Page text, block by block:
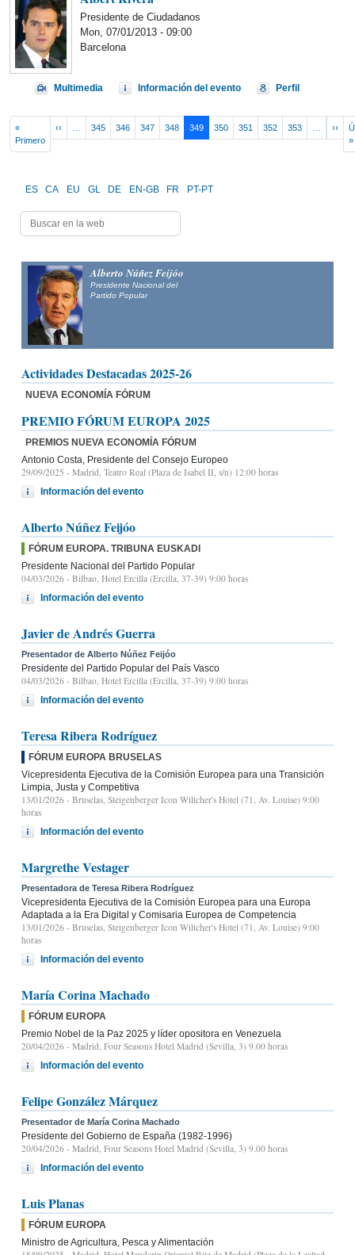
Presidente de Ciudadanos
Mon, 07/01/2013 - 09:00
Barcelona
Multimedia Información del evento Perfil
«
PrimeroFirst page
‹‹ Previous page
345 346 347 348 349 350 351 352 353 ››
»
ES CA EU GL DE EN-GB FR PT-PT
Alberto Núñez Feijóo
Presidente Nacional del
Partido Popular
Actividades Destacadas 2025-26
NUEVA ECONOMÍA FÓRUM
PREMIO FÓRUM EUROPA 2025
PREMIOS NUEVA ECONOMÍA FÓRUM
Antonio Costa, Presidente del Consejo Europeo
29/09/2025 - Madrid, Teatro Real (Plaza de Isabel II, s/n) 12:00 horas
Información del evento
Alberto Núñez Feijóo
FÓRUM EUROPA. TRIBUNA EUSKADI
Presidente Nacional del Partido Popular
04/03/2026 - Bilbao, Hotel Ercilla (Ercilla, 37-39) 9:00 horas
Información del evento
Javier de Andrés Guerra
Presentador de Alberto Núñez Feijóo
Presidente del Partido Popular del País Vasco
04/03/2026 - Bilbao, Hotel Ercilla (Ercilla, 37-39) 9:00 horas
Información del evento
Teresa Ribera Rodríguez
FÓRUM EUROPA BRUSELAS
Vicepresidenta Ejecutiva de la Comisión Europea para una Transición
Limpia, Justa y Competitiva
13/01/2026 - Bruselas, Steigenberger Icon Wiltcher's Hotel (71, Av. Louise) 9:00
horas
Información del evento
Margrethe Vestager
Presentadora de Teresa Ribera Rodríguez
Vicepresidenta Ejecutiva de la Comisión Europea para una Europa
Adaptada a la Era Digital y Comisaria Europea de Competencia
13/01/2026 - Bruselas, Steigenberger Icon Wiltcher's Hotel (71, Av. Louise) 9:00
horas
Información del evento
María Corina Machado
FÓRUM EUROPA
Premio Nobel de la Paz 2025 y líder opositora en Venezuela
20/04/2026 - Madrid, Four Seasons Hotel Madrid (Sevilla, 3) 9.00 horas
Información del evento
Felipe González Márquez
Presentador de María Corina Machado
Presidente del Gobierno de España (1982-1996)
20/04/2026 - Madrid, Four Seasons Hotel Madrid (Sevilla, 3) 9.00 horas
Información del evento
Luis Planas
FÓRUM EUROPA
Ministro de Agricultura, Pesca y Alimentación